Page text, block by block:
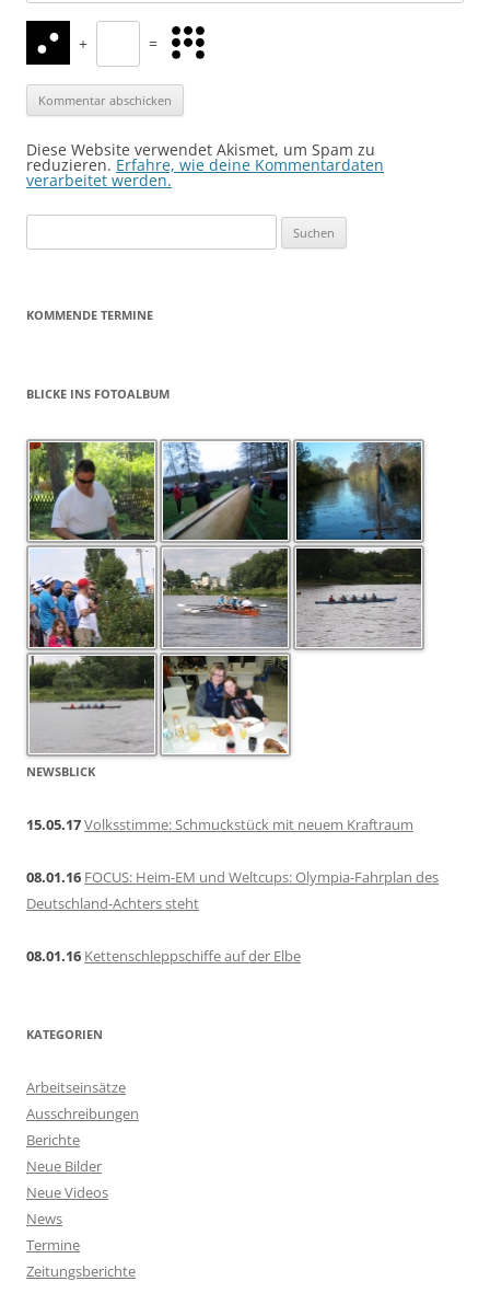
+ =
Diese Website verwendet Akismet, um Spam zu
reduzieren. Erfahre, wie deine Kommentardaten
verarbeitet werden.
nach:
KOMMENDE TERMINE
BLICKE INS FOTOALBUM
NEWSBLICK
15.05.17Volksstimme: Schmuckstück mit neuem Kraftraum
08.01.16 FOCUS: Heim-EM und Weltcups: Olympia-Fahrplan des
Deutschland-Achters steht
08.01.16 Kettenschleppschiffe auf der Elbe
KATEGORIEN
Arbeitseinsätze
Ausschreibungen
Berichte
Neue Bilder
Neue Videos
News
Termine
Zeitungsberichte